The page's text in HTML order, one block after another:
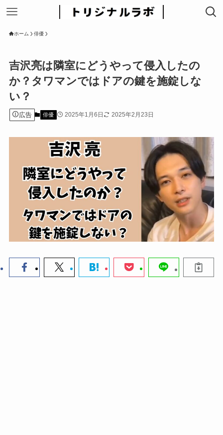
ホーム 俳優
吉沢亮は隣室にどうやって侵入したの
か？タワマンではドアの鍵を施錠しな
い？
広告 俳優 2025年1月6日 2025年2月23日